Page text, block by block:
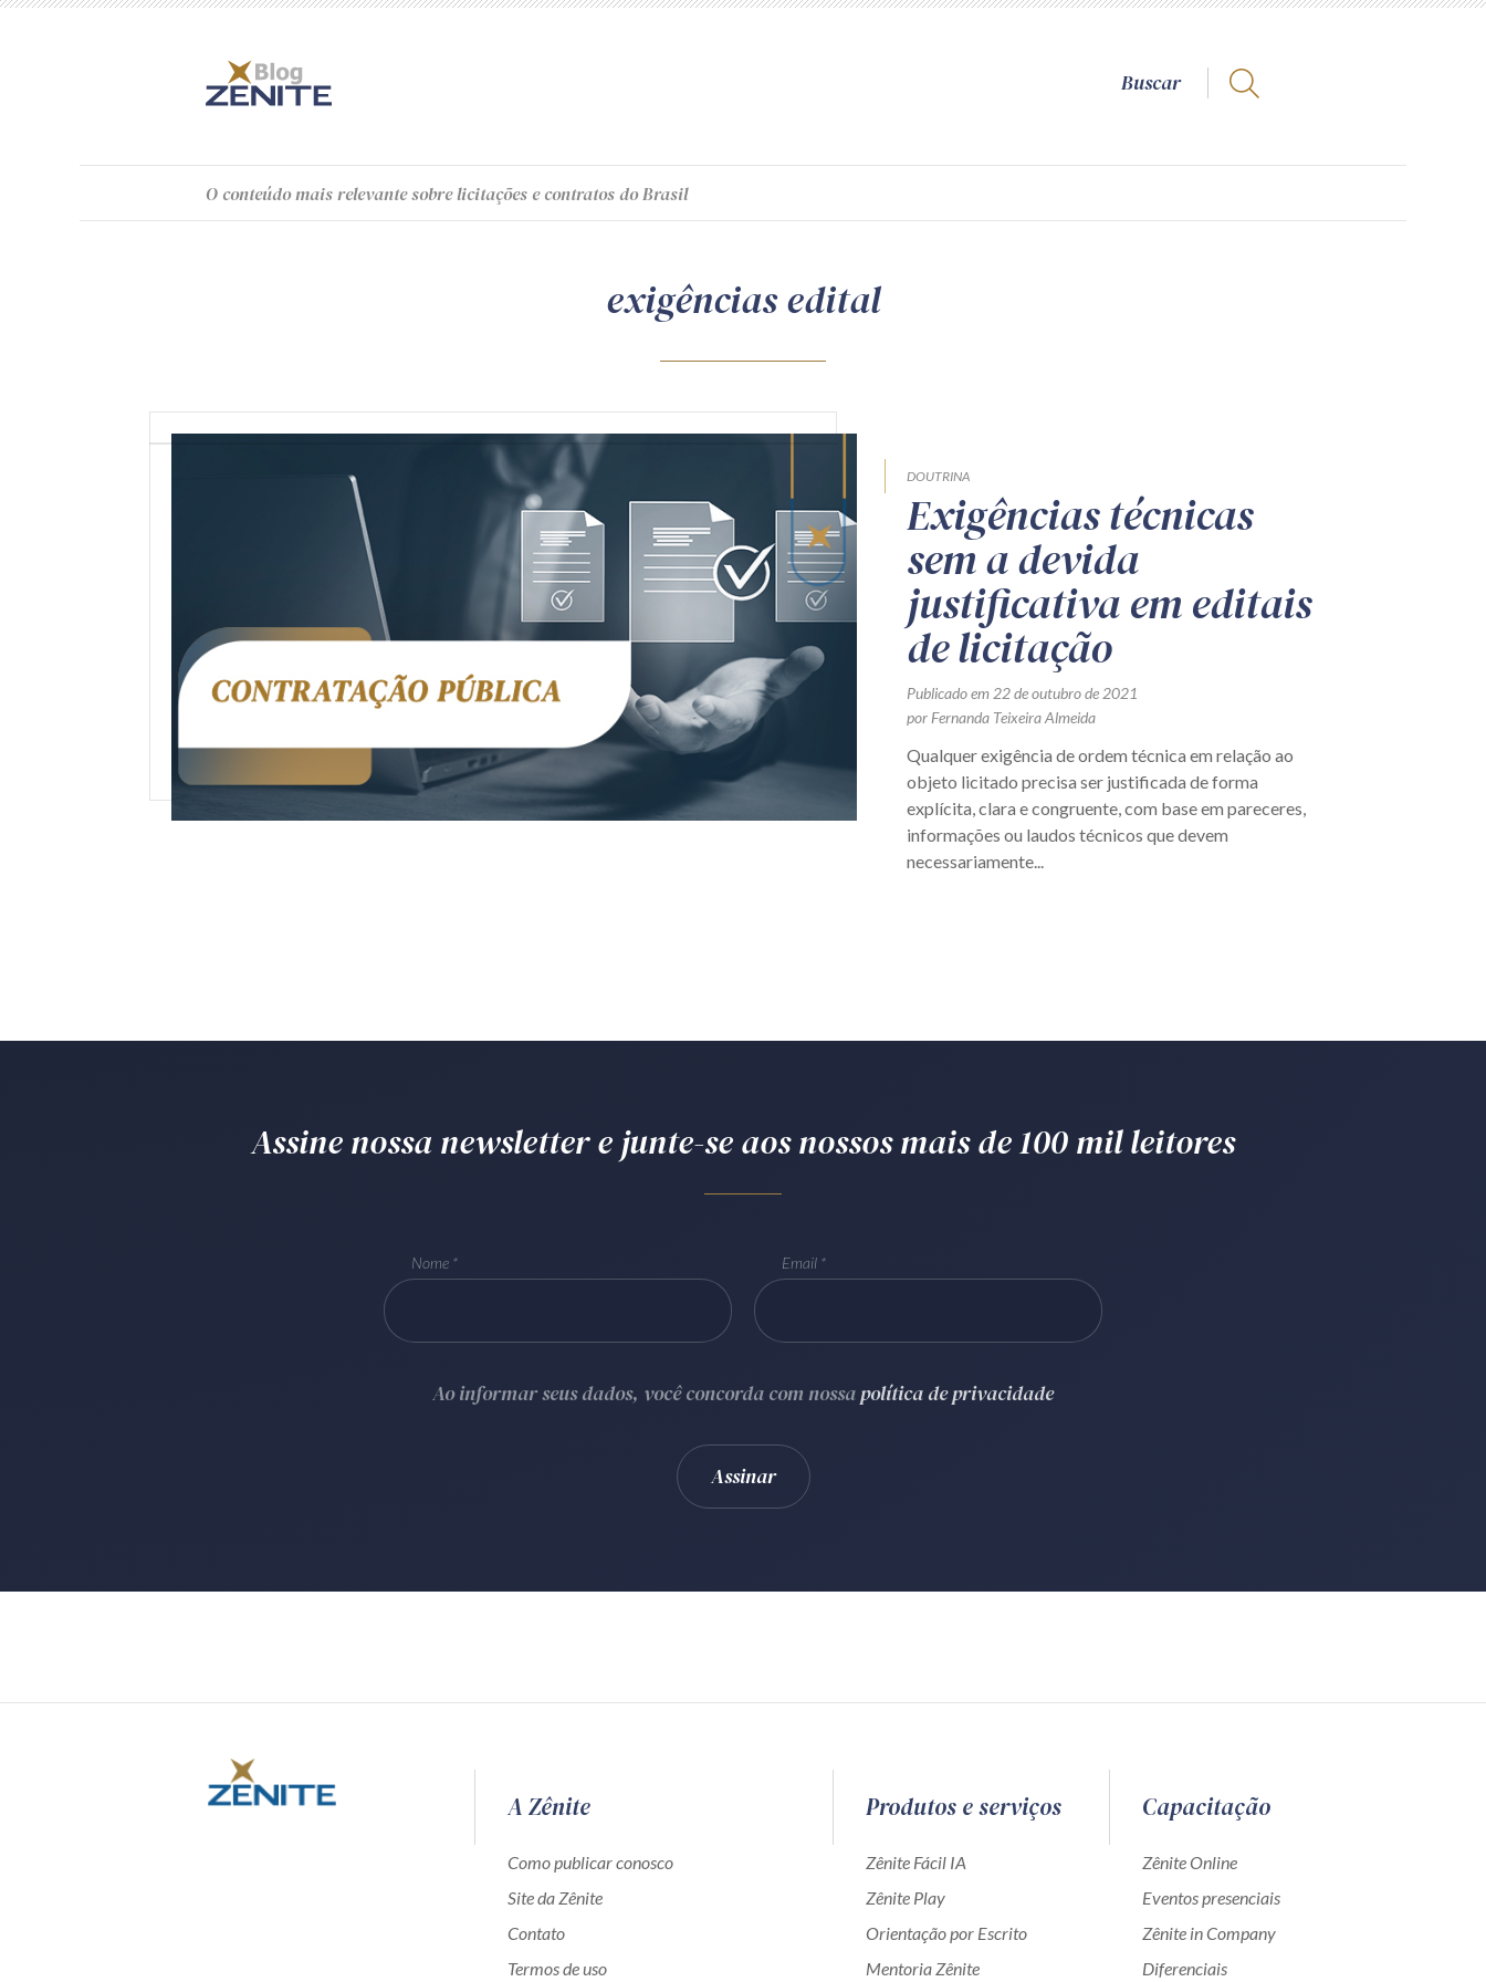
O conteúdomais relevante sobre licitações e contratos do Brasil
exigências edital
DOUTRINA
Exigências técnicas
sem a devida
justificativa em editais
de licitação
Publicado em 22 de outubro de 2021
por Fernanda Teixeira Almeida
Qualquer exigência de ordem técnica em relação ao
objeto licitado precisa ser justificada de forma
explícita, clara e congruente, com base em pareceres,
informações ou laudos técnicos que devem
necessariamente...
Assine nossa newsletter e junte-se aos nossos mais de 100 mil leitores
Nome Email
Ao informar seus dados, você concorda com nossapolítica de privacidade
A Zênite
Como publicar conosco
Site da Zênite
Contato
Termos de uso
Produtos e serviços
Zênite Fácil IA
Zênite Play
Orientação por Escrito
Mentoria Zênite
Capacitação
Zênite Online
Eventos presenciais
Zênite in Company
Diferenciais